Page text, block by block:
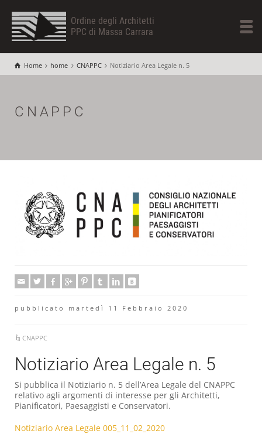
Ordine degli Architetti
PPC di Massa Carrara
Home home CNAPPC Notiziario Area Legale n. 5
CNAPPC
pubblicato martedì 11 Febbraio 2020
CNAPPC
Notiziario Area Legale n. 5
Si pubblica il Notiziario n. 5 dell’Area Legale del CNAPPC
relativo agli argomenti di interesse per gli Architetti,
Pianificatori, Paesaggisti e Conservatori.
Notiziario Area Legale 005_11_02_2020